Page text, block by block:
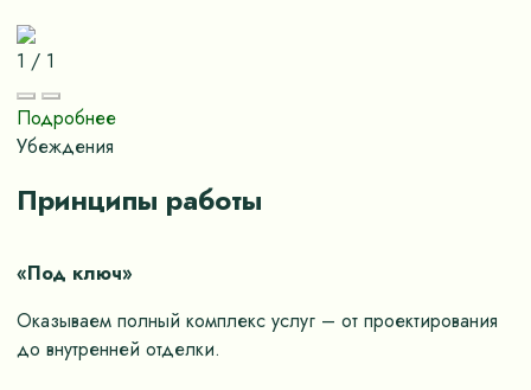
1 / 1
Подробнее
Убеждения
Принципы работы
«Под ключ»
Оказываем полный комплекс услуг – от проектирования
до внутренней отделки.